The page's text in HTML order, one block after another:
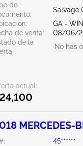
de
Salvage
GA -
de venta:
08/06/
de la
No has
actual:
MERCEDES-
45******